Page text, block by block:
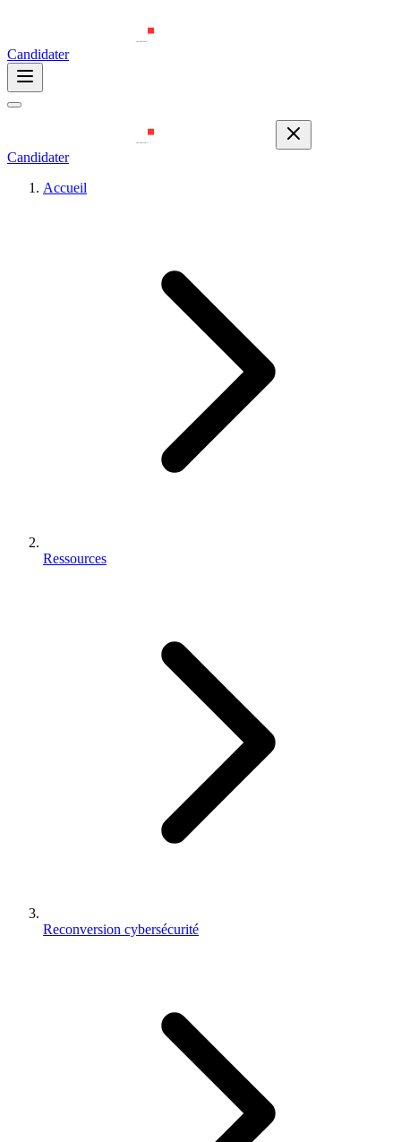
Candidater
Candidater
Accueil
Ressources
Reconversion cybersécurité